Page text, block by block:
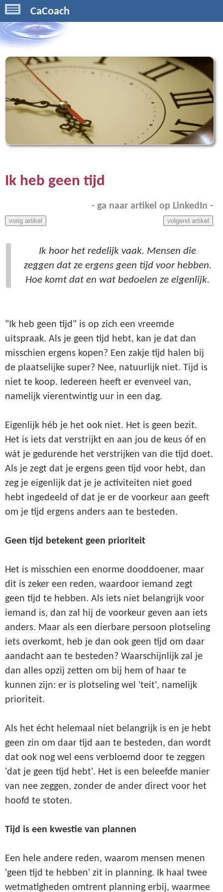
CaCoach
Ik heb geen tijd
- ga naar artikel op LinkedIn -
volgend artikel
vorig artikel
Ik hoor het redelijk vaak. Mensen die
zeggen dat ze ergens geen tijd voor hebben.
Hoe komt dat en wat bedoelen ze eigenlijk.
"Ik heb geen tijd" is op zich een vreemde
uitspraak. Als je geen tijd hebt, kan je dat dan
misschien ergens kopen? Een zakje tijd halen bij
de plaatselijke super? Nee, natuurlijk niet. Tijd is
niet te koop. Iedereen heeft er evenveel van,
namelijk vierentwintig uur in een dag.
Eigenlijk héb je het ook niet. Het is geen bezit.
Het is iets dat verstrijkt en aan jou de keus óf en
wát je gedurende het verstrijken van die tijd doet.
Als je zegt dat je ergens geen tijd voor hebt, dan
zeg je eigenlijk dat je je activiteiten niet goed
hebt ingedeeld of dat je er de voorkeur aan geeft
om je tijd ergens anders aan te besteden.
Geen tijd betekent geen prioriteit
Het is misschien een enorme dooddoener, maar
dit is zeker een reden, waardoor iemand zegt
geen tijd te hebben. Als iets niet belangrijk voor
iemand is, dan zal hij de voorkeur geven aan iets
anders. Maar als een dierbare persoon plotseling
iets overkomt, heb je dan ook geen tijd om daar
aandacht aan te besteden? Waarschijnlijk zal je
dan alles opzij zetten om bij hem of haar te
kunnen zijn: er is plotseling wel 'teit', namelijk
prioriteit.
Als het écht helemaal niet belangrijk is en je hebt
geen zin om daar tijd aan te besteden, dan wordt
dat ook nog wel eens verbloemd door te zeggen
'dat je geen tijd hebt'. Het is een beleefde manier
van nee zeggen, zonder de ander direct voor het
hoofd te stoten.
Tijd is een kwestie van plannen
Een hele andere reden, waarom mensen menen
'geen tijd te hebben' zit in planning. Ik haal twee
wetmatigheden omtrent planning erbij, waarmee